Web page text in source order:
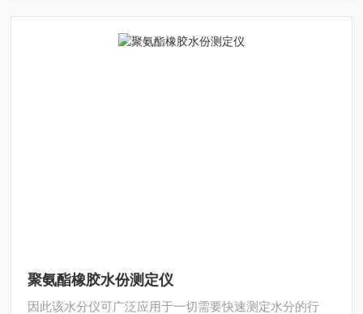
聚氨酯橡胶水份测定仪
因此该水分仪可广泛应用于一切需要快速测定水分的行